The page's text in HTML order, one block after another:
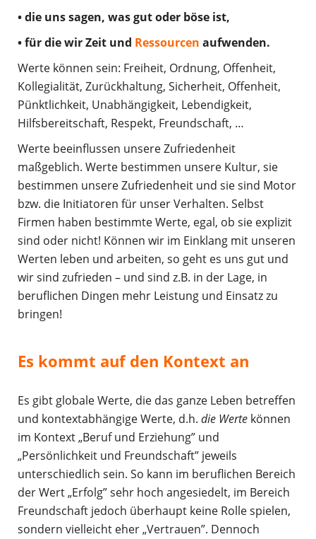
• die uns sagen, was gut oder böse ist,
• für die wir Zeit und Ressourcen aufwenden.
Werte können sein: Freiheit, Ordnung, Offenheit,
Kollegialität, Zurückhaltung, Sicherheit, Offenheit,
Pünktlichkeit, Unabhängigkeit, Lebendigkeit,
Hilfsbereitschaft, Respekt, Freundschaft, …
Werte beeinflussen unsere Zufriedenheit
maßgeblich. Werte bestimmen unsere Kultur, sie
bestimmen unsere Zufriedenheit und sie sind Motor
bzw. die Initiatoren für unser Verhalten. Selbst
Firmen haben bestimmte Werte, egal, ob sie explizit
sind oder nicht! Können wir im Einklang mit unseren
Werten leben und arbeiten, so geht es uns gut und
wir sind zufrieden – und sind z.B. in der Lage, in
beruflichen Dingen mehr Leistung und Einsatz zu
bringen!
Es kommt auf den Kontext an
Es gibt globale Werte, die das ganze Leben betreffen
und kontextabhängige Werte, d.h. die Werte können
im Kontext „Beruf und Erziehung” und
„Persönlichkeit und Freundschaft” jeweils
unterschiedlich sein. So kann im beruflichen Bereich
der Wert „Erfolg” sehr hoch angesiedelt, im Bereich
Freundschaft jedoch überhaupt keine Rolle spielen,
sondern vielleicht eher „Vertrauen”. Dennoch